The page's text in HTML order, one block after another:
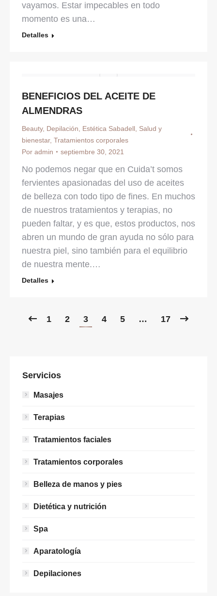
vayamos. Estar impecables en todo
momento es una…
Detalles
BENEFICIOS DEL ACEITE DE
ALMENDRAS
Beauty, Depilación, Estética Sabadell, Salud y
bienestar, Tratamientos corporales
Por admin septiembre 30, 2021
No podemos negar que en Cuida’t somos
fervientes apasionadas del uso de aceites
de belleza con todo tipo de fines. En muchos
de nuestros tratamientos y terapias, no
pueden faltar, y es que, estos productos, nos
abren un mundo de gran ayuda no sólo para
nuestra piel, sino también para el equilibrio
de nuestra mente.…
Detalles
1 2 3 4 5 … 17
Servicios
Masajes
Terapias
Tratamientos faciales
Tratamientos corporales
Belleza de manos y pies
Dietética y nutrición
Spa
Aparatología
Depilaciones